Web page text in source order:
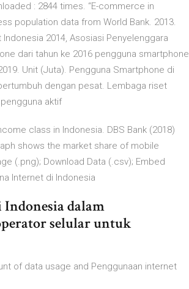
: 2844 times. “E-commerce in
population data from World Bank. 2013.
2014, Asosiasi Penyelenggara
dari tahun ke 2016 pengguna smartphone
Unit (Juta). Pengguna Smartphone di
dengan pesat. Lembaga riset
aktif
class in Indonesia. DBS Bank (2018)
shows the market share of mobile
(.png); Download Data (.csv); Embed
Internet di Indonesia
dalam
selular untuk
of data usage and Penggunaan internet